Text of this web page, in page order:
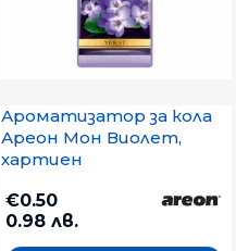
Ароматизатор за кола
Ареон Мон Виолет,
хартиен
€0.50
0.98 лв.